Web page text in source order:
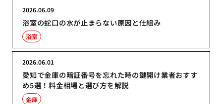
浴室の蛇口の水が止まらない原因と仕組み
2026.06.09
浴室
愛知で金庫の暗証番号を忘れた時の鍵開け業者おすす
め5選！料金相場と選び方を解説
2026.06.01
金庫